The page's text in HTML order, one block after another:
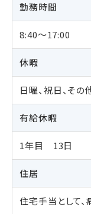
勤務時間
8:40～17:00
休暇
日曜、祝日、そ
有給休暇
1年目 13日
住居
住宅手当として